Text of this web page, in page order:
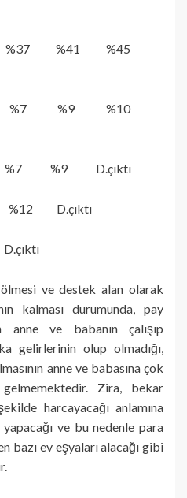
%37 %41 %45
%7 %9 %10
%7 %9 D.çıktı
%12 D.çıktı
ve destek alan olarak
kalması durumunda, pay
ve babanın çalışıp
gelirlerinin olup olmadığı,
anne ve babasına çok
gelmemektedir. Zira, bekar
harcayacağı anlamına
yapacağı ve bu nedenle para
bazı ev eşyaları alacağı gibi